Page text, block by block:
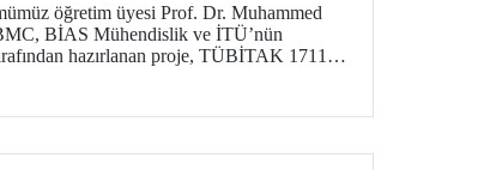
öğretim üyesi Prof. Dr. Muhammed
BİAS Mühendislik ve İTÜ’nün
hazırlanan proje, TÜBİTAK 1711 -